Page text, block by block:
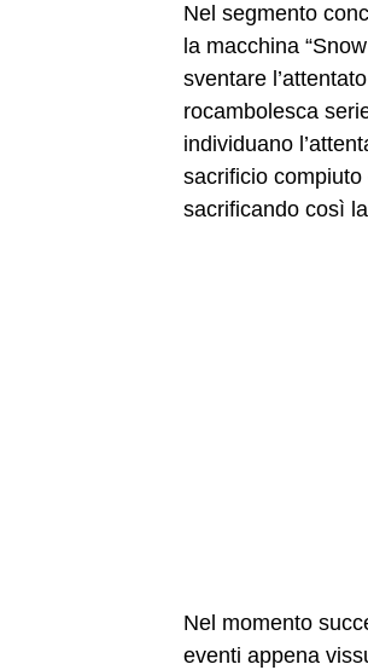
Nel segmento
la macchina
sventare
rocambolesca
individuano
sacrificio
sacrificando così
Nel momento
eventi appena